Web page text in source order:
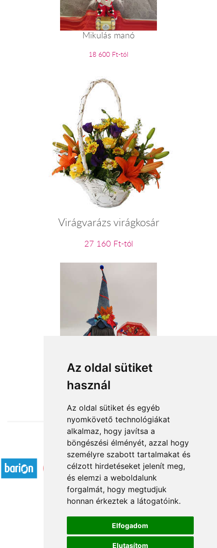
Az oldal sütiket
használ
Az oldal sütiket és egyéb
nyomkövető technológiákat
alkalmaz, hogy javítsa a
böngészési élményét, azzal hogy
személyre szabott tartalmakat és
célzott hirdetéseket jelenít meg,
és elemzi a weboldalunk
forgalmát, hogy megtudjuk
honnan érkeztek a látogatóink.
Elfogadom
Elutasítom
Mikulás manó
18 600 Ft-tól
Virágvarázs virágkosár
27 160 Ft-tól
Farmer manócska
13 440 Ft-tól
Elfogadott fizetési módok
Á.SZ.F.
Impresszum